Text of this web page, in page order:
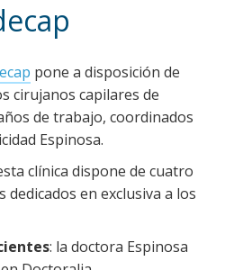
pone a disposición de
cirujanos capilares de
de trabajo, coordinados
Espinosa.
clínica dispone de cuatro
dedicados en exclusiva a los
: la doctora Espinosa